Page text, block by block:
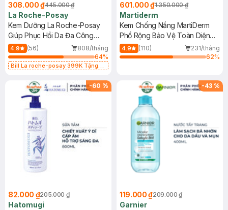
308.000 ₫445.000 ₫
La Roche-Posay
Kem Dưỡng La Roche-Posay
Giúp Phục Hồi Da Đa Công
Dụng 40ml
4.9 (56)
808/tháng
64%
Bill La roche-posay 399K Tặng
(SL có hạn)
601.000 ₫1.350.000 ₫
Martiderm
Kem Chống Nắng MartiDerm
Phổ Rộng Bảo Vệ Toàn Diện
40ml
4.9 (110)
231/tháng
62%
-60 %
82.000 ₫205.000 ₫
Hatomugi
-43 %
119.000 ₫209.000 ₫
Garnier